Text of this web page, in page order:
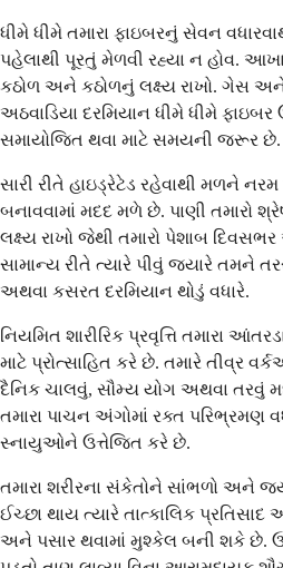
ધીમે ધીમે તમારા ફાઇબરનું સેવન
પહેલાથી પૂરતું મેળવી રહ્યા ન હોવ.
કઠોળ અને કઠોળનું લક્ષ્ય રાખો. ગેસ
અઠવાડિયા દરમિયાન ધીમે ધીમે ફાઇબર
સમાયોજિત થવા માટે સમયની જરૂર છે.
સારી રીતે હાઇડ્રેટેડ રહેવાથી મળને
બનાવવામાં મદદ મળે છે. પાણી તમારો
લક્ષ્ય રાખો જેથી તમારો પેશાબ
સામાન્ય રીતે ત્યારે પીવું જ્યારે તમને
અથવા કસરત દરમિયાન થોડું વધારે.
નિયમિત શારીરિક પ્રવૃત્તિ તમારા
માટે પ્રોત્સાહિત કરે છે. તમારે તીવ્ર
દૈનિક ચાલવું, સૌમ્ય યોગ અથવા તરવું
તમારા પાચન અંગોમાં રક્ત પરિભ્રમણ
સ્નાયુઓને ઉત્તેજિત કરે છે.
તમારા શરીરના સંકેતોને સાંભળો અને
ઈચ્છા થાય ત્યારે તાત્કાલિક
અને પસાર થવામાં મુશ્કેલ બની શકે છે.